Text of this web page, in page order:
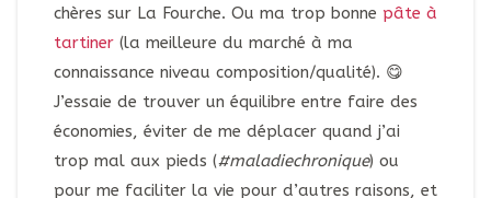
chères sur La Fourche. Ou ma trop bonne pâte à
tartiner(la meilleure du marché à ma
connaissance niveau composition/qualité). 😋
J’essaie de trouver un équilibre entre faire des
économies, éviter de me déplacer quand j’ai
trop mal aux pieds (#maladiechronique) ou
pour me faciliter la vie pour d’autres raisons, et